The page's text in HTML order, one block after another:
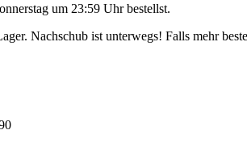
um 23:59 Uhrbestellst.
Nachschub ist unterwegs! Falls mehr